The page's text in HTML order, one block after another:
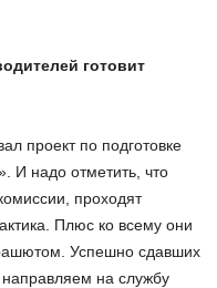
готовит
проект по подготовке
И надо отметить, что
проходят
Плюс ко всему они
Успешно сдавших
на службу